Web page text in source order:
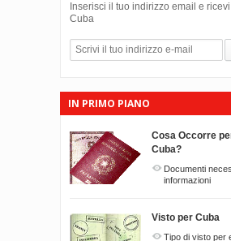
Inserisci il tuo indirizzo email e
Cuba
IN PRIMO PIANO
Cosa Occorre
Cuba?
Documenti
informazioni
Visto per Cuba
Tipo di visto per